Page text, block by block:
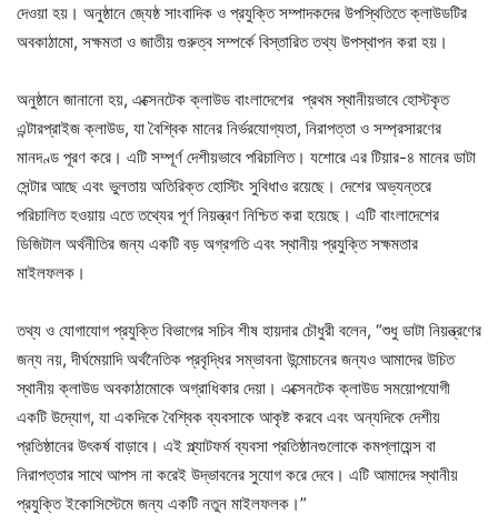
দেওয়া হয়। অনুষ্ঠানে জ্যেষ্ঠ সাংবাদিক ও প্রযুক্তি সম্পাদকদের উপস্থিতিতে ক্লাউডটির
অবকাঠামো, সক্ষমতা ও জাতীয় গুরুত্ব সম্পর্কে বিস্তারিত তথ্য উপস্থাপন করা হয়।
অনুষ্ঠানে জানানো হয়, এক্সেনটেক ক্লাউড বাংলাদেশের প্রথম স্থানীয়ভাবে হোস্টকৃত
এন্টারপ্রাইজ ক্লাউড, যা বৈশ্বিক মানের নির্ভরযোগ্যতা, নিরাপত্তা ও সম্প্রসারণের
মানদণ্ড পূরণ করে। এটি সম্পূর্ণ দেশীয়ভাবে পরিচালিত। যশোরে এর টিয়ার-৪ মানের ডাটা
সেন্টার আছে এবং ভুলতায় অতিরিক্ত হোস্টিং সুবিধাও রয়েছে। দেশের অভ্যন্তরে
পরিচালিত হওয়ায় এতে তথ্যের পূর্ণ নিয়ন্ত্রণ নিশ্চিত করা হয়েছে। এটি বাংলাদেশের
ডিজিটাল অর্থনীতির জন্য একটি বড় অগ্রগতি এবং স্থানীয় প্রযুক্তি সক্ষমতার
মাইলফলক।
তথ্য ও যোগাযোগ প্রযুক্তি বিভাগের সচিব শীষ হায়দার চৌধুরী বলেন, “শুধু ডাটা নিয়ন্ত্রণের
জন্য নয়, দীর্ঘমেয়াদি অর্থনৈতিক প্রবৃদ্ধির সম্ভাবনা উন্মোচনের জন্যও আমাদের উচিত
স্থানীয় ক্লাউড অবকাঠামোকে অগ্রাধিকার দেয়া। এক্সেনটেক ক্লাউড সময়োপযোগী
একটি উদ্যোগ, যা একদিকে বৈশ্বিক ব্যবসাকে আকৃষ্ট করবে এবং অন্যদিকে দেশীয়
প্রতিষ্ঠানের উৎকর্ষ বাড়াবে। এই প্ল্যাটফর্ম ব্যবসা প্রতিষ্ঠানগুলোকে কমপ্লায়েন্স বা
নিরাপত্তার সাথে আপস না করেই উদ্ভাবনের সুযোগ করে দেবে। এটি আমাদের স্থানীয়
প্রযুক্তি ইকোসিস্টেমে জন্য একটি নতুন মাইলফলক।”